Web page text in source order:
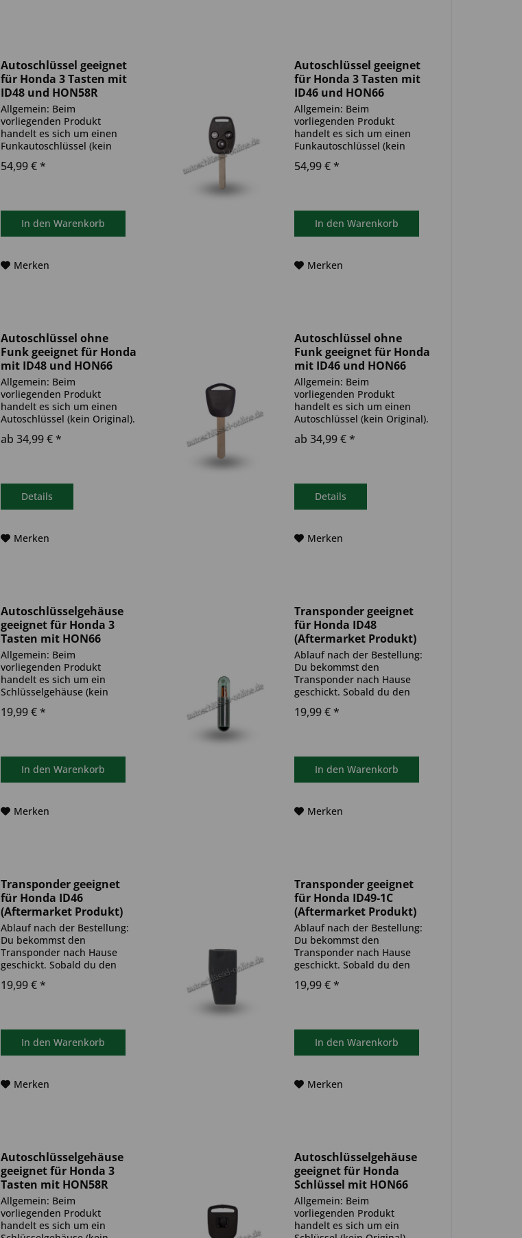
Autoschlüssel geeignet
für Honda 3 Tasten mit
ID48 und HON58R
(Aftermarket Produkt)
Allgemein: Beim
vorliegenden Produkt
handelt es sich um einen
Funkautoschlüssel (kein
Wegfahrsperre
verbaut. Bitte achte darauf,
dass der Autoschlüssel
54,99 € *
In den Warenkorb
Merken
Autoschlüssel geeignet
für Honda 3 Tasten mit
ID46 und HON66
(Aftermarket Produkt)
Allgemein: Beim
vorliegenden Produkt
handelt es sich um einen
Funkautoschlüssel (kein
Wegfahrsperre
verbaut. Bitte achte darauf,
dass der Autoschlüssel
54,99 € *
In den Warenkorb
Merken
Autoschlüssel ohne
Funk geeignet für Honda
mit ID48 und HON66
(Aftermarket Produkt)
Allgemein: Beim
vorliegenden Produkt
handelt es sich um einen
Autoschlüssel (kein Original).
Es ist eine Wegfahrsperre
(Transponder) verbaut. Bitte
gleicht. Ablauf -
Autoschlüssel inkl....
ab 34,99 € *
Details
Merken
Autoschlüssel ohne
Funk geeignet für Honda
mit ID46 und HON66
(Atfermarket Produkt)
Allgemein: Beim
vorliegenden Produkt
handelt es sich um einen
Autoschlüssel (kein Original).
Es ist eine Wegfahrsperre
(Transponder) verbaut. Bitte
gleicht. Ablauf -
Autoschlüssel inkl....
ab 34,99 € *
Details
Merken
Autoschlüsselgehäuse
geeignet für Honda 3
Tasten mit HON66
(Aftermarket Produkt)
Allgemein: Beim
vorliegenden Produkt
handelt es sich um ein
Schlüsselgehäuse (kein
Es ist weder eine
(Transponder) im Schlüssel
verbaut. Das Produkt ist
19,99 € *
In den Warenkorb
Merken
Transponder geeignet
für Honda ID48
(Aftermarket Produkt)
Ablauf nach der Bestellung:
Du bekommst den
Transponder nach Hause
geschickt. Sobald du den
dieser in deinen
codiert werden. Du kannst
dazu einen Termin bei...
19,99 € *
In den Warenkorb
Merken
Transponder geeignet
für Honda ID46
(Aftermarket Produkt)
Ablauf nach der Bestellung:
Du bekommst den
Transponder nach Hause
geschickt. Sobald du den
dieser in deinen
codiert werden. Du kannst
dazu einen Termin bei...
19,99 € *
In den Warenkorb
Merken
Transponder geeignet
für Honda ID49-1C
(Aftermarket Produkt)
Ablauf nach der Bestellung:
Du bekommst den
Transponder nach Hause
geschickt. Sobald du den
dieser in deinen
codiert werden. Du kannst
dazu einen Termin bei...
19,99 € *
In den Warenkorb
Merken
Autoschlüsselgehäuse
geeignet für Honda 3
Tasten mit HON58R
(Aftermarket Produkt)
Allgemein: Beim
vorliegenden Produkt
handelt es sich um ein
Autoschlüsselgehäuse
geeignet für Honda
Schlüssel mit HON66
(Aftermarket Produkt)
Allgemein: Beim
vorliegenden Produkt
handelt es sich um ein